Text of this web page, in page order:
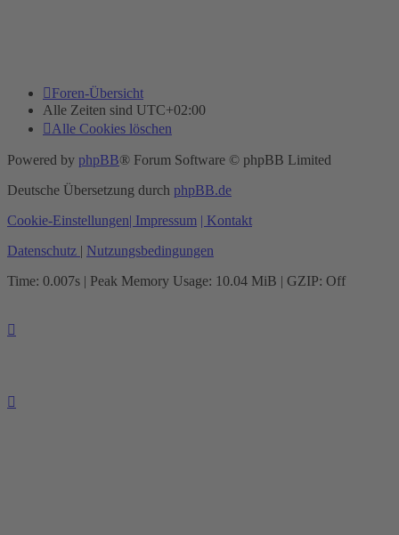
Foren-Übersicht
Alle Zeiten sind UTC+02:00
Alle Cookies löschen
Powered by phpBB® Forum Software © phpBB Limited
Deutsche Übersetzung durch phpBB.de
Cookie-Einstellungen| Impressum | Kontakt
Datenschutz | Nutzungsbedingungen
Time: 0.007s | Peak Memory Usage: 10.04 MiB | GZIP: Off